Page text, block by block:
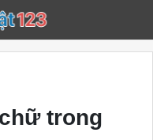
trong